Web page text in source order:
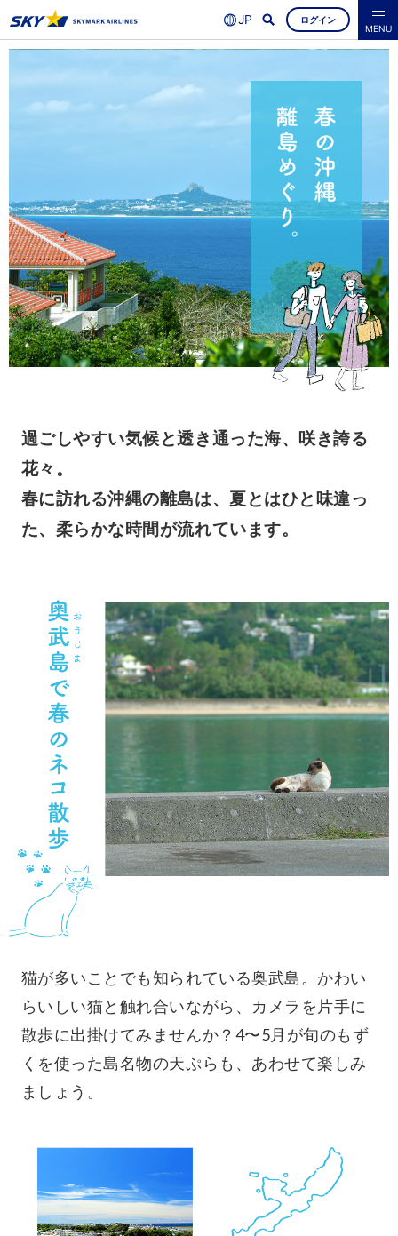
ログイン
空席照会・ご予約
よくあるご質問 MENU
過ごしやすい気候と透き通った海、咲き誇る
花々。
春に訪れる沖縄の離島は、夏とはひと味違っ
た、柔らかな時間が流れています。
猫が多いことでも知られている奥武島。かわい
らいしい猫と触れ合いながら、カメラを片手に
散歩に出掛けてみませんか？4〜5月が旬のもず
くを使った島名物の天ぷらも、あわせて楽しみ
ましょう。